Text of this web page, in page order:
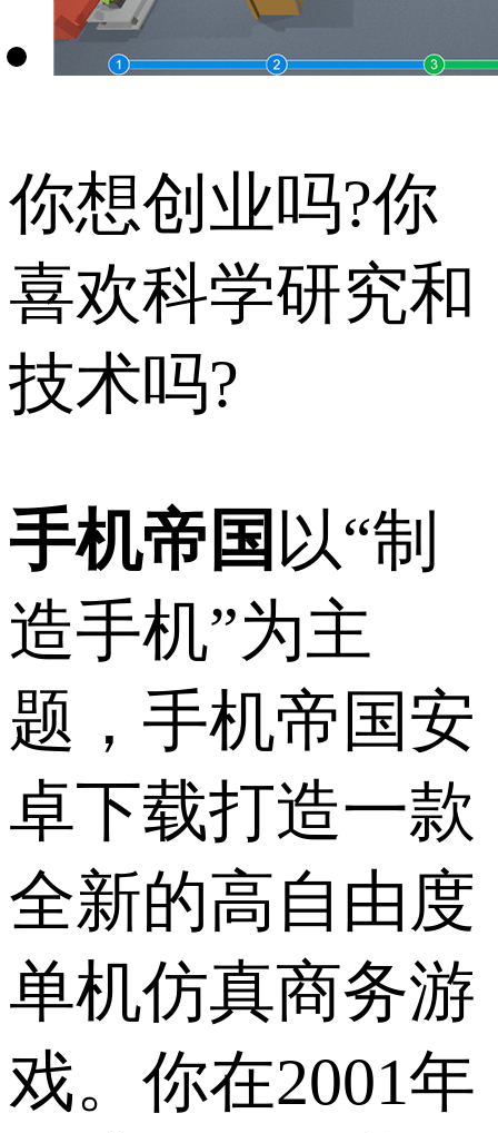
你想创业吗?你
喜欢科学研究和
技术吗?
手机帝国 以“制
造手机”为主
题，手机帝国安
卓下载打造一款
全新的高自由度
单机仿真商务游
戏。你在2001年